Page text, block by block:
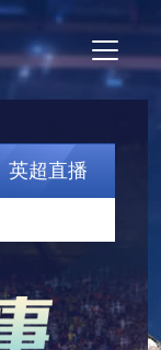
英超直播